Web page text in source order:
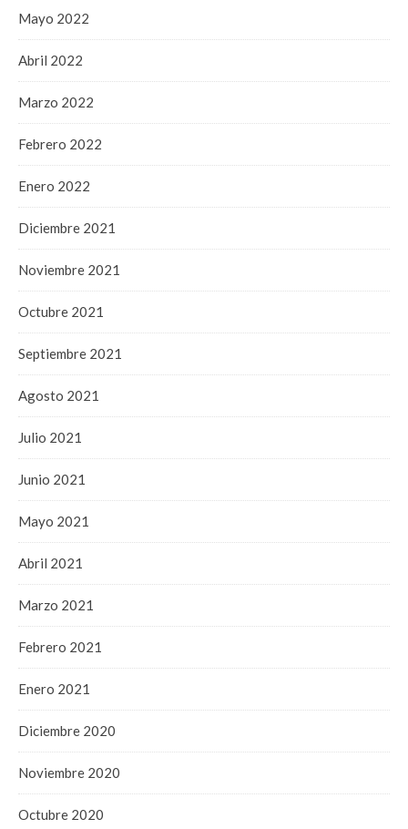
Mayo 2022
Abril 2022
Marzo 2022
Febrero 2022
Enero 2022
Diciembre 2021
Noviembre 2021
Octubre 2021
Septiembre 2021
Agosto 2021
Julio 2021
Junio 2021
Mayo 2021
Abril 2021
Marzo 2021
Febrero 2021
Enero 2021
Diciembre 2020
Noviembre 2020
Octubre 2020